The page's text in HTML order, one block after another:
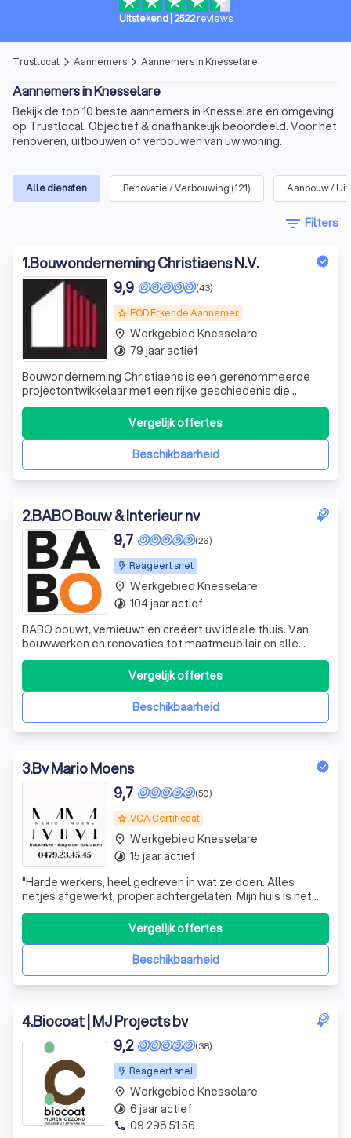
Uitstekend| 2522 reviews
Trustlocal arrow_forward_ios Aannemers arrow_forward_ios Aannemers in Knesselare
Aannemers in Knesselare
Bekijk de top 10 beste aannemers in Knesselare en omgeving
op Trustlocal. Objectief & onafhankelijk beoordeeld. Voor het
renoveren, uitbouwen of verbouwen van uw woning.
Alle diensten Renovatie / Verbouwing (121) Aanbouw /
filter_list Filters
1.Bouwonderneming Christiaens N.V.
grade FOD Erkende Aannemer
(43)
9,9
Bouwonderneming Christiaens is een gerenommeerde
projectontwikkelaar met een rijke geschiedenis die
teruggaat tot de jaren '50. Met een sterke focus op
kwaliteit, innovatie en duurzaamheid, hebben we ons
gespecialiseerd in de nieuwbouw van appartementen,
villa's, woningen, kantoren en openbare gebou
Beschikbaarheid
Vergelijk offertes
place Werkgebied Knesselare
timelapse 79 jaar actief
2.BABO Bouw & Interieur nv
Reageert snel
(26)
9,7
BABO bouwt, vernieuwt en creëert uw ideale thuis. Van
bouwwerken en renovaties tot maatmeubilair en alle
technieken: wij realiseren alles met vakmanschap en zorg.
Beschikbaarheid
Vergelijk offertes
place Werkgebied Knesselare
timelapse 104 jaar actief
3.Bv Mario Moens
grade VCA Certificaat
(50)
9,7
"Harde werkers, heel gedreven in wat ze doen. Alles
netjes afgewerkt, proper achtergelaten. Mijn huis is net
gerenoveerd en geschilderd, nergens beschadigingen in
de gang. Zolder is op 4 de verdiep, veluxen dus 4
verdiepingen door de traphal. Een powerkoppel! Hoedje
Beschikbaarheid
Vergelijk offertes
place Werkgebied Knesselare
timelapse 15 jaar actief
4.Biocoat | MJ Projects bv
Reageert snel
(38)
9,2
place Werkgebied Knesselare
timelapse 6 jaar actief
phone 09 298 51 56